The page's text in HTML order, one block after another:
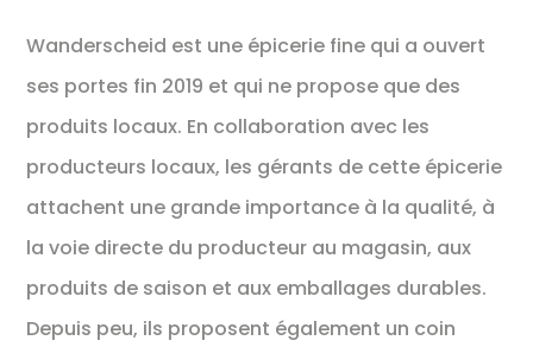
Wanderscheid est une épicerie fine qui a ouvert
ses portes fin 2019 et qui ne propose que des
produits locaux. En collaboration avec les
producteurs locaux, les gérants de cette épicerie
attachent une grande importance à la qualité, à
la voie directe du producteur au magasin, aux
produits de saison et aux emballages durables.
Depuis peu, ils proposent également un coin